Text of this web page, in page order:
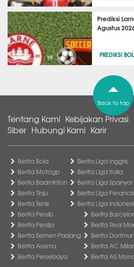
Prediksi
Agustus
PREDIKSI
Back to top
Tentang Kami Kebijakan Privasi
Siber Hubungi Kami Karir
Berita Bola
Berita Motogp
Berita Badminton
Berita Tinju
Berita Tenis
Berita Liga Inggris
Berita Liga Italia
Berita Liga Spanyol
Berita Liga Perancis
Berita Liga
Berita Persib
Berita Persija
Berita Semen Padang
Berita Arema
Berita Persebaya
Berita
Berita Real
Berita
Berita AC
Berita AS